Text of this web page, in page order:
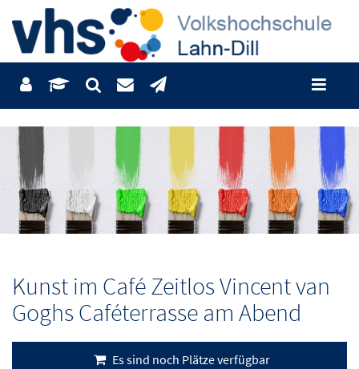
Kunst im Café Zeitlos Vincent van
Goghs Caféterrasse am Abend
Es sind noch Plätze verfügbar